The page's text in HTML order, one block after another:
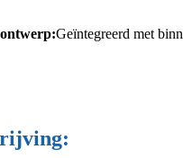
Geïntegreerd met